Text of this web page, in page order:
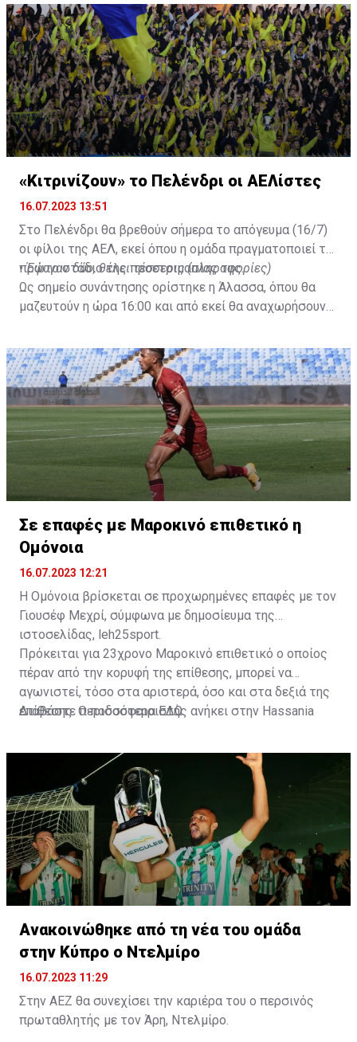
«Κιτρινίζουν» το Πελένδρι οι ΑΕΛίστες
16.07.2023 13:51
Στο Πελένδρι θα βρεθούν σήμερα το απόγευμα (16/7)
οι φίλοι της ΑΕΛ, εκεί όπου η ομάδα πραγματοποιεί το
πρώτο στάδιο της προετοιμασίας της.
•Έφυγαν δύο, θέλει τέσσερις (πληροφορίες)
Ως σημείο συνάντησης ορίστηκε η Άλασσα, όπου θα
μαζευτούν η ώρα 16:00 και από εκεί θα αναχωρήσουν
της ομάδας.
Σε επαφές με Μαροκινό επιθετικό η
Ομόνοια
16.07.2023 12:21
Η Ομόνοια βρίσκεται σε προχωρημένες επαφές με τον
Γιουσέφ Μεχρί, σύμφωνα με δημοσίευμα της
ιστοσελίδας, leh25sport.
Πρόκειται για 23χρονο Μαροκινό επιθετικό ο οποίος
πέραν από την κορυφή της επίθεσης, μπορεί να
αγωνιστεί, τόσο στα αριστερά, όσο και στα δεξιά της
επίθεσης. Ο ποδοσφαιριστής ανήκει στην Hassania
Διαβάστε περισσότεραΕΔΩ.
Ανακοινώθηκε από τη νέα του ομάδα
στην Κύπρο ο Ντελμίρο
16.07.2023 11:29
Στην ΑΕΖ θα συνεχίσει την καριέρα του ο περσινός
πρωταθλητής με τον Άρη, Ντελμίρο.